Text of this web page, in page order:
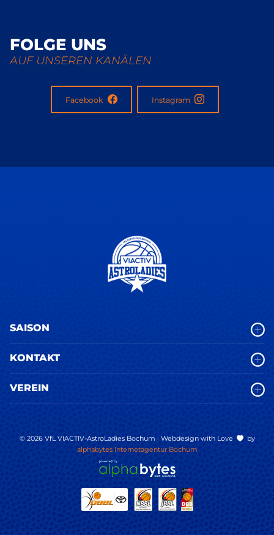
FOLGE UNS
AUF UNSEREN KANÄLEN
Facebook Instagram
SAISON
KONTAKT
VEREIN
© 2026 VfL VIACTIV-AstroLadies Bochum · Webdesign with Love
by
alphabytes Internetagentur Bochum